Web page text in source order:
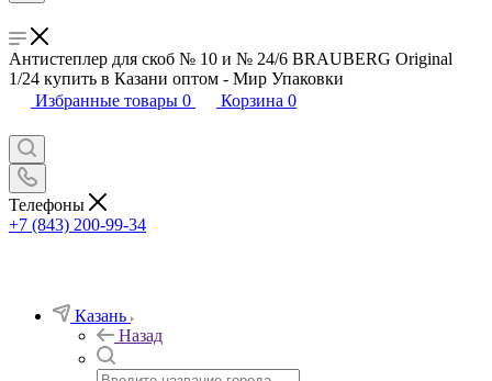
Антистеплер для скоб № 10 и № 24/6 BRAUBERG Original
1/24 купить в Казани оптом - Мир Упаковки
Избранные товары 0 Корзина 0
Телефоны
+7 (843) 200-99-34
Казань
Назад